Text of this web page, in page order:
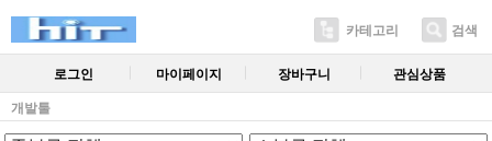
카테고리 검색
로그인 마이페이지 장바구니 관심상품
개발툴